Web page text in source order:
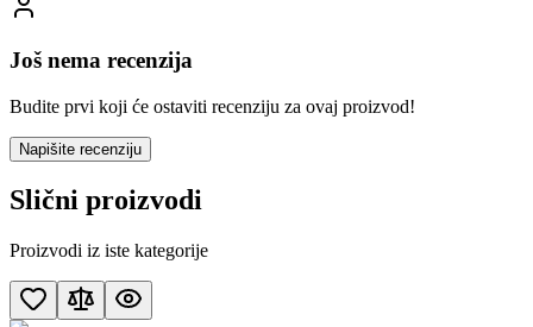
Još nema recenzija
Budite prvi koji će ostaviti recenziju za ovaj proizvod!
Napišite recenziju
Slični proizvodi
Proizvodi iz iste kategorije